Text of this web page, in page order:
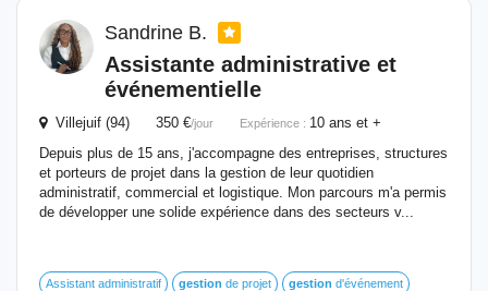
Sandrine B.
Assistante administrative et
événementielle
Villejuif (94) 350 €/jour Expérience : 10 ans et +
Depuis plus de 15 ans, j'accompagne des entreprises, structures
et porteurs de projet dans la gestion de leur quotidien
administratif, commercial et logistique. Mon parcours m'a permis
de développer une solide expérience dans des secteurs v...
Assistant administratif gestion de projet gestion d'événement